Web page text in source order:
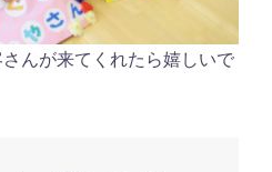
んが来てくれたら嬉しいで